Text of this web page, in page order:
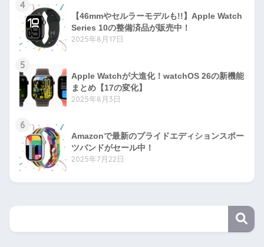
4
【46mmやセルラーモデルも!!】Apple Watch
Series 10の整備済品が販売中！
2025年8月17日
5
Apple Watchが大進化！watchOS 26の新機能
まとめ【17の変化】
2025年8月3日
6
Amazonで最新のプライドエディションスポー
ツバンドがセール中！
2025年7月22日